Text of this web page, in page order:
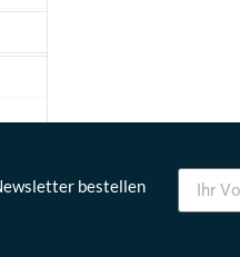
bestellen